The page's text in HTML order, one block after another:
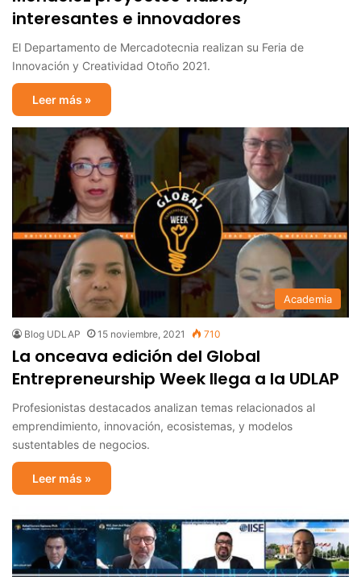
interesantes e innovadores
El Departamento de Mercadotecnia realizan su Feria de
Innovación y Creatividad Otoño 2021.
Leer más »
Academia
Blog UDLAP 15 noviembre, 2021 710
La onceava edición del Global
Entrepreneurship Week llega a la UDLAP
Profesionistas destacados analizan temas relacionados al
emprendimiento, innovación, ecosistemas, y modelos
sustentables de negocios.
Leer más »